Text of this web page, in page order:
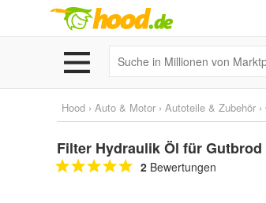
Hood › Auto & Motor › Autoteile & Zubehör ›
Filter Hydraulik Öl für Gutbrod
2 Bewertungen